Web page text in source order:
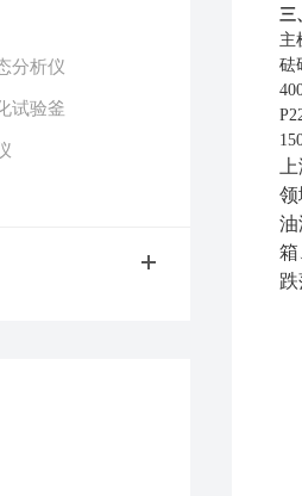
分析仪
试验釜
三
主
砝
领
油
箱